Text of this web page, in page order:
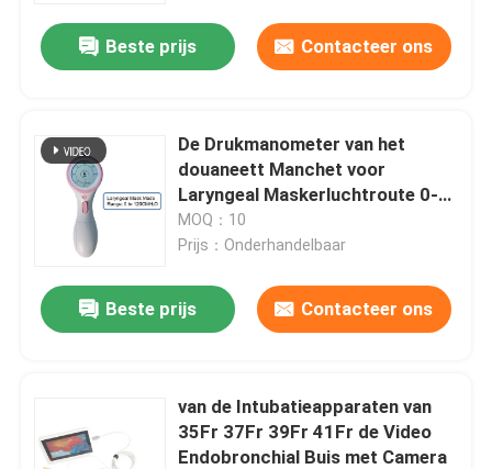
Beste prijs Contacteer ons
De Drukmanometer van het
douaneett Manchet voor
Laryngeal Maskerluchtroute 0-
120cmH2O
MOQ：10
Prijs：Onderhandelbaar
Beste prijs Contacteer ons
van de Intubatieapparaten van
35Fr 37Fr 39Fr 41Fr de Video
Endobronchial Buis met Camera